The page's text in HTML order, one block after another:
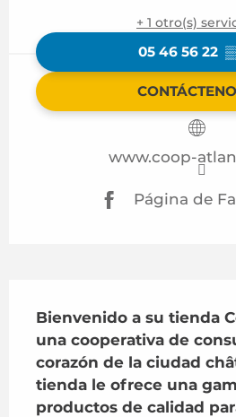
+ 1 otro(s)
05 46 56 22
www.coop-
Página de
Bienvenido a su tienda
una cooperativa de
corazón de la ciudad
tienda le ofrece una
productos de calidad